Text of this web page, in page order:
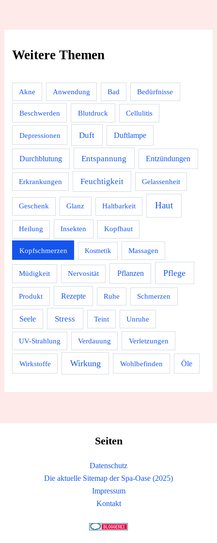
Weitere Themen
Akne Anwendung Bad Bedürfnisse
Beschwerden Blutdruck Cellulitis
Depressionen Duft Duftlampe
Durchblutung Entspannung Entzündungen
Erkrankungen Feuchtigkeit Gelassenheit
Geschenk Glanz Haltbarkeit Haut
Heilung Insekten Kopfhaut
Kopfschmerzen Kosmetik Massagen
Müdigkeit Nervosität Pflanzen Pflege
Produkt Rezepte Ruhe Schmerzen
Seele Stress Teint Unruhe
UV-Strahlung Verdauung Verletzungen
Wirkstoffe Wirkung Wohlbefinden Öle
Seiten
Datenschutz
Die aktuelle Sitemap der Spa-Oase (2025)
Impressum
Kontakt